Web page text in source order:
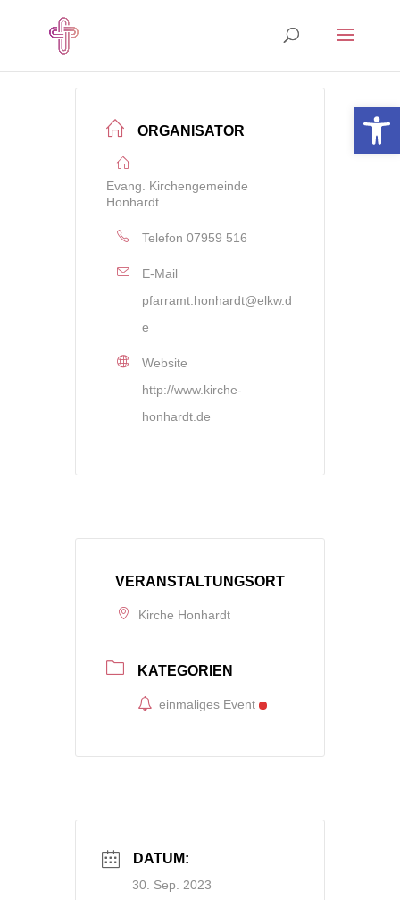
ORGANISATOR
Evang. Kirchengemeinde
Honhardt
Telefon 07959 516
E-Mail
pfarramt.honhardt@elkw.d
e
Website
http://www.kirche-
honhardt.de
VERANSTALTUNGSORT
Kirche Honhardt
KATEGORIEN
einmaliges Event
DATUM:
30. Sep. 2023